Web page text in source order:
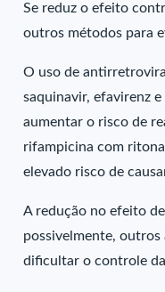
Se reduz o efeito
outros métodos para
O uso de
saquinavir, efavirenz
aumentar o risco de
rifampicina com
elevado risco de
A redução no efeito
possivelmente,
dificultar o controle